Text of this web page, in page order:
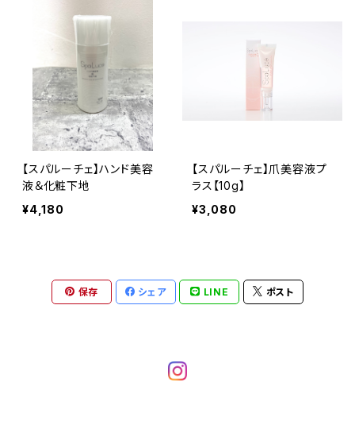
【スパルーチェ】ハンド美容
液＆化粧下地
¥4,180
【スパルーチェ】爪美容液プ
ラス【10g】
¥3,080
保存 シェア LINE ポスト